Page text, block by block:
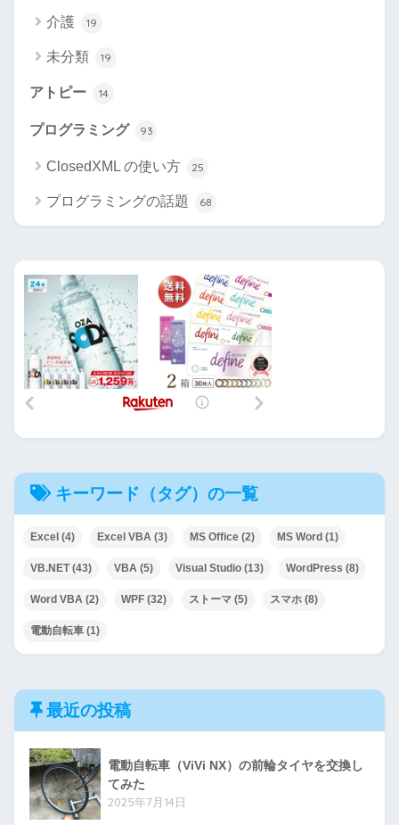
介護 19
未分類 19
アトピー 14
プログラミング 93
ClosedXML の使い方 25
プログラミングの話題 68
キーワード（タグ）の一覧
Excel (4) Excel VBA (3) MS Office (2) MS Word (1)
VB.NET(43) VBA (5) Visual Studio (13) WordPress (8)
Word VBA (2) WPF (32) ストーマ (5) スマホ (8)
電動自転車 (1)
最近の投稿
電動自転車（ViVi NX）の前輪タイヤを交換し
てみた
2025年7月14日